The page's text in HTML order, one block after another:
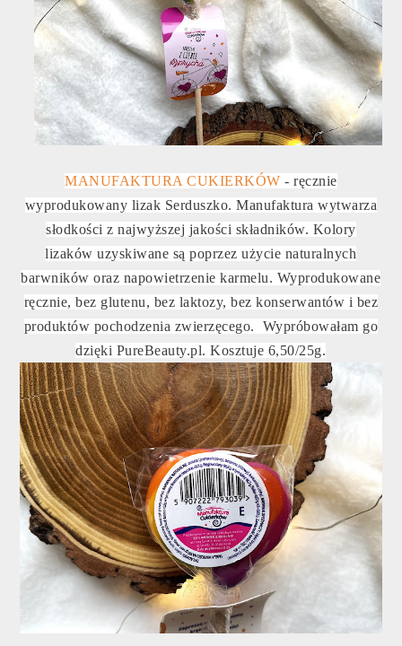
MANUFAKTURA CUKIERKÓW - ręcznie
wyprodukowany lizak Serduszko. Manufaktura wytwarza
słodkości z najwyższej jakości składników. Kolory
lizaków uzyskiwane są poprzez użycie naturalnych
barwników oraz napowietrzenie karmelu. Wyprodukowane
ręcznie, bez glutenu, bez laktozy, bez konserwantów i bez
produktów pochodzenia zwierzęcego. Wypróbowałam go
dzięki PureBeauty.pl. Kosztuje 6,50/25g.